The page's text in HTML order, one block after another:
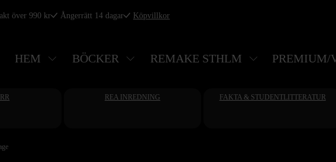
över 990 kr Ångerrätt 14 dagar Köpvillkor
HEM BÖCKER REMAKE STHLM PREMIUM/
REA INREDNING FAKTA & STUDENTLITTERATUR